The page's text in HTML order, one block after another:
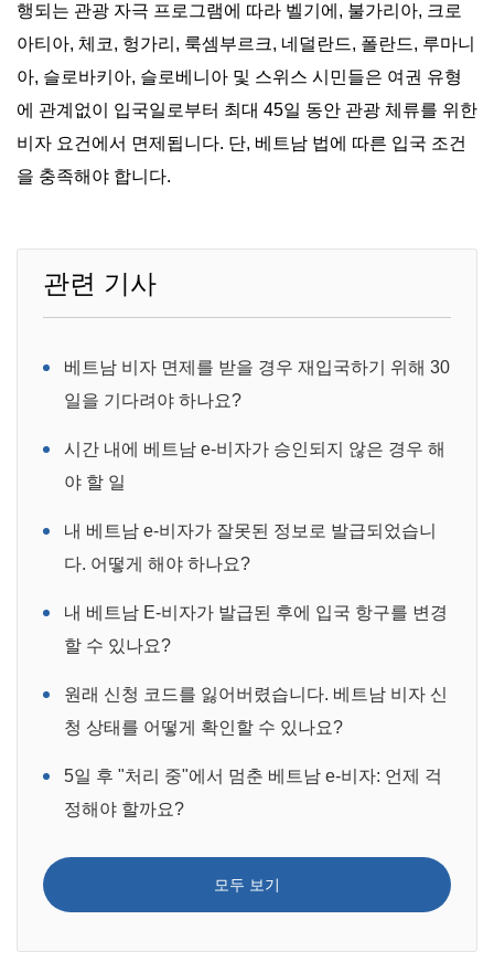
행되는 관광 자극 프로그램에 따라 벨기에, 불가리아, 크로
아티아, 체코, 헝가리, 룩셈부르크, 네덜란드, 폴란드, 루마니
아, 슬로바키아, 슬로베니아 및 스위스 시민들은 여권 유형
에 관계없이 입국일로부터 최대 45일 동안 관광 체류를 위한
비자 요건에서 면제됩니다. 단, 베트남 법에 따른 입국 조건
을 충족해야 합니다.
관련 기사
베트남 비자 면제를 받을 경우 재입국하기 위해 30
일을 기다려야 하나요?
시간 내에 베트남 e-비자가 승인되지 않은 경우 해
야 할 일
내 베트남 e-비자가 잘못된 정보로 발급되었습니
다. 어떻게 해야 하나요?
내 베트남 E-비자가 발급된 후에 입국 항구를 변경
할 수 있나요?
원래 신청 코드를 잃어버렸습니다. 베트남 비자 신
청 상태를 어떻게 확인할 수 있나요?
5일 후 "처리 중"에서 멈춘 베트남 e-비자: 언제 걱
정해야 할까요?
모두 보기